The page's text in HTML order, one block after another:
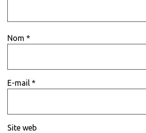
Nom *
E-mail *
Site web